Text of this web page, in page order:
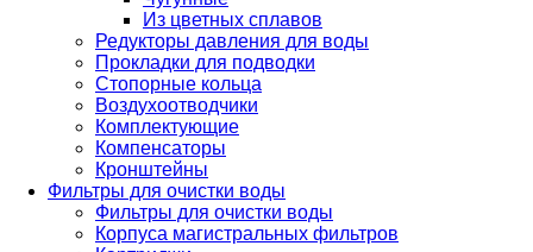
Из цветных сплавов
Редукторы давления для воды
Прокладки для подводки
Стопорные кольца
Воздухоотводчики
Комплектующие
Компенсаторы
Кронштейны
Фильтры для очистки воды
Фильтры для очистки воды
Корпуса магистральных фильтров